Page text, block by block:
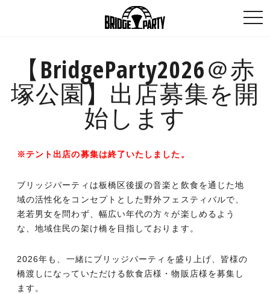
【BridgeParty2026＠赤
塚公園】出店募集を開
始します
※テント出店の募集は終了いたしました。
ブリッジパーティは板橋区後援の音楽と飲食を通じた地
域の活性化をコンセプトとした野外フェスティバルで、
老若男女を問わず、幅広い年代の方々が楽しめるよう
な、地域住民の架け橋を目指しております。
2026年も、一緒にブリッジパーティを盛り上げ、皆様の
橋渡しになっていただける飲食店様・物販店様を募集し
ます。